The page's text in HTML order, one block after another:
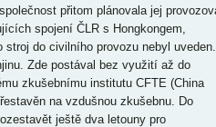
přitom plánovala jej
spojení ČLR s Hongkongem,
stroj do civilního provozu nebyl uveden.
Zde postával bez využití až do
zkušebnímu institutu CFTE (China
na vzdušnou zkušebnu. Do
ještě dva letouny pro